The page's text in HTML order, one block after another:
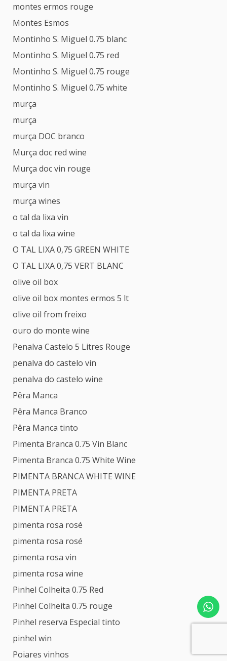
montes ermos rouge
Montes Esmos
Montinho S. Miguel 0.75 blanc
Montinho S. Miguel 0.75 red
Montinho S. Miguel 0.75 rouge
Montinho S. Miguel 0.75 white
murça
murça
murça DOC branco
Murça doc red wine
Murça doc vin rouge
murça vin
murça wines
o tal da lixa vin
o tal da lixa wine
O TAL LIXA 0,75 GREEN WHITE
O TAL LIXA 0,75 VERT BLANC
olive oil box
olive oil box montes ermos 5 lt
olive oil from freixo
ouro do monte wine
Penalva Castelo 5 Litres Rouge
penalva do castelo vin
penalva do castelo wine
Pêra Manca
Pêra Manca Branco
Pêra Manca tinto
Pimenta Branca 0.75 Vin Blanc
Pimenta Branca 0.75 White Wine
PIMENTA BRANCA WHITE WINE
PIMENTA PRETA
PIMENTA PRETA
pimenta rosa rosé
pimenta rosa rosé
pimenta rosa vin
pimenta rosa wine
Pinhel Colheita 0.75 Red
Pinhel Colheita 0.75 rouge
Pinhel reserva Especial tinto
pinhel win
Poiares vinhos